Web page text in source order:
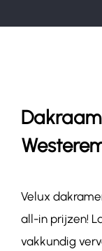
Blogs
Velux
all-in prijzen!
vakkundig